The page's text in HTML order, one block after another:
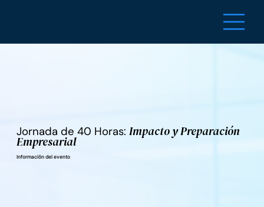
Jornada de 40 Horas:Impacto y Preparación
Empresarial
Información del evento